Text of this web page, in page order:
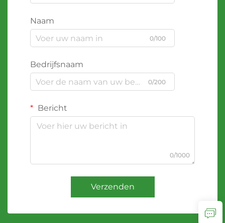
Naam
0/100
Bedrijfsnaam
0/200
Bericht
0/1000
Verzenden